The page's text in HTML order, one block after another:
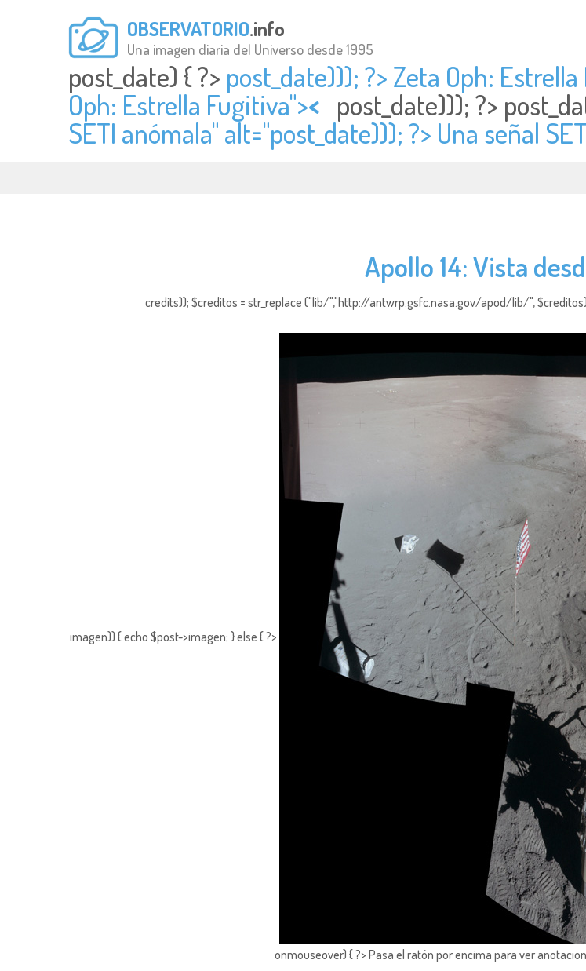
OBSERVATORIO.info
Una imagen diaria del Universo desde 1995
post_date) { ?> post_date))); ?> Zeta Oph:
Oph: Estrella Fugitiva">< post_date))); ?>
SETI anómala" alt="post_date))); ?> Una señal
Apollo 14: Vista
credits)); $creditos = str_replace ("lib/","http://antwrp.gsfc.nasa.gov/apod/lib/",
imagen)) { echo $post->imagen; } else { ?>
onmouseover) { ?> Pasa el ratón por encima para ver